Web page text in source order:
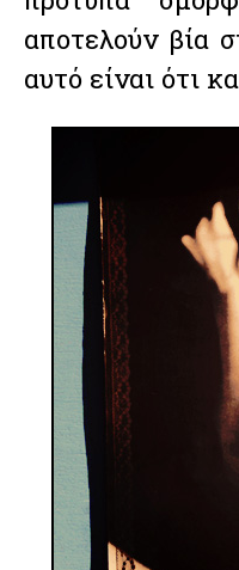
αποτελούν βία
αυτό είναι ότι